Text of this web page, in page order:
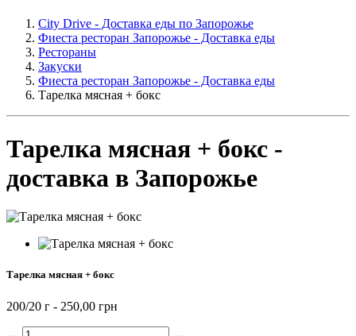
City Drive - Доставка еды по Запорожье
Фиеста ресторан Запорожье - Доставка еды
Рестораны
Закуски
Фиеста ресторан Запорожье - Доставка еды
Тарелка мясная + бокс
Тарелка мясная + бокс -
доставка в Запорожье
Тарелка мясная + бокс
200/20 г - 250,00 грн